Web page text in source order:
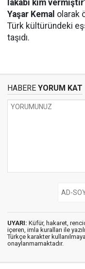
lakabı kim
Yaşar Kemal olarak
Türk kültüründeki
taşıdı.
HABERE YORUM KAT
UYARI: Küfür, hakaret,
içeren, imla kuralları ile
Türkçe karakter
onaylanmamaktadır.